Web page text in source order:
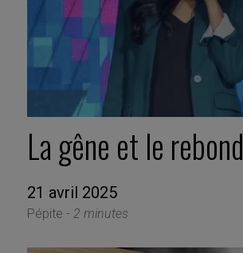
La gêne et le rebond
21 avril 2025
Pépite - 2 minutes